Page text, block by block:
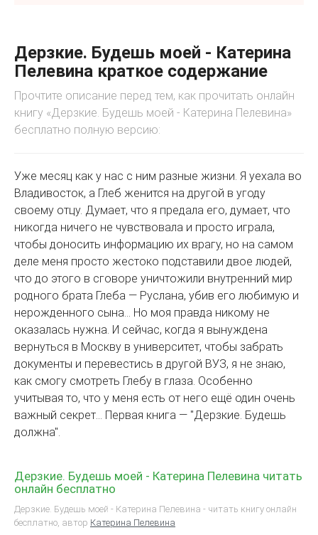
Дерзкие. Будешь моей - Катерина
Пелевина краткое содержание
Прочтите описание перед тем, как прочитать онлайн
книгу «Дерзкие. Будешь моей - Катерина Пелевина»
бесплатно полную версию:
Уже месяц как у нас с ним разные жизни. Я уехала во
Владивосток, а Глеб женится на другой в угоду
своему отцу. Думает, что я предала его, думает, что
никогда ничего не чувствовала и просто играла,
чтобы доносить информацию их врагу, но на самом
деле меня просто жестоко подставили двое людей,
что до этого в сговоре уничтожили внутренний мир
родного брата Глеба — Руслана, убив его любимую и
нерожденного сына… Но моя правда никому не
оказалась нужна. И сейчас, когда я вынуждена
вернуться в Москву в университет, чтобы забрать
документы и перевестись в другой ВУЗ, я не знаю,
как смогу смотреть Глебу в глаза. Особенно
учитывая то, что у меня есть от него ещё один очень
важный секрет… Первая книга — "Дерзкие. Будешь
должна".
Дерзкие. Будешь моей - Катерина Пелевина читать
онлайн бесплатно
Дерзкие. Будешь моей - Катерина Пелевина - читать книгу онлайн
бесплатно, автор Катерина Пелевина